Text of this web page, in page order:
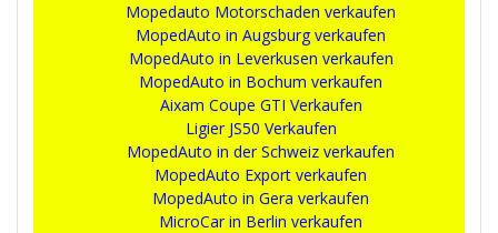
Mopedauto Motorschaden verkaufen
MopedAuto in Augsburg verkaufen
MopedAuto in Leverkusen verkaufen
MopedAuto in Bochum verkaufen
Aixam Coupe GTI Verkaufen
Ligier JS50 Verkaufen
MopedAuto in der Schweiz verkaufen
MopedAuto Export verkaufen
MopedAuto in Gera verkaufen
MicroCar in Berlin verkaufen